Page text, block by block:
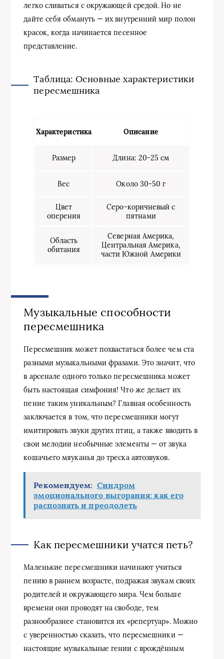
легко сливаться с окружающей средой. Но не
дайте себя обмануть — их внутренний мир полон
красок, когда начинается песенное
представление.
Таблица: Основные характеристики
пересмешника
Характеристика Описание
Размер Длина: 20-25 см
Вес Около 30-50 г
Цвет
оперения
Серо-коричневый с
пятнами
Область
обитания
Северная Америка,
Центральная Америка,
части Южной Америки
Музыкальные способности
пересмешника
Пересмешник может похвастаться более чем ста
разными музыкальными фразами. Это значит, что
в арсенале одного только пересмешника может
быть настоящая симфония! Что же делает их
пение таким уникальным? Главная особенность
заключается в том, что пересмешники могут
имитировать звуки других птиц, а также вводить в
свои мелодии необычные элементы — от звука
кошачьего мяуканья до треска автозвуков.
Рекомендуем: Синдром
эмоционального выгорания: как его
распознать и преодолеть
Как пересмешники учатся петь?
Маленькие пересмешники начинают учиться
пению в раннем возрасте, подражая звукам своих
родителей и окружающего мира. Чем больше
времени они проводят на свободе, тем
разнообразнее становится их «репертуар». Можно
с уверенностью сказать, что пересмешники —
настоящие музыкальные гении с врождённым